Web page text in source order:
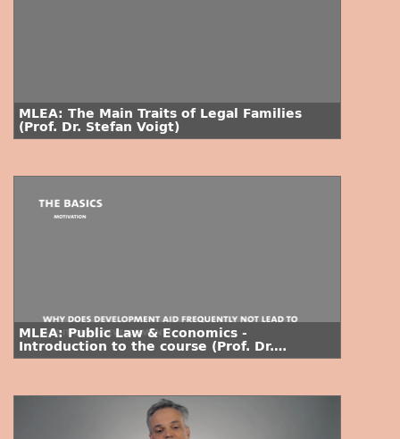
MLEA: The Main Traits of Legal Families
(Prof. Dr. Stefan Voigt)
MLEA: Public Law & Economics -
Introduction to the course (Prof. Dr.
Stephan Voigt)